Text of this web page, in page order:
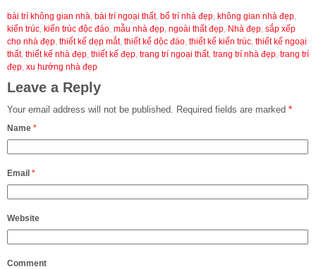
bài trí không gian nhà, bài trí ngoại thất, bố trí nhà đẹp, không gian nhà đẹp,
kiến trúc, kiến trúc độc đáo, mẫu nhà đẹp, ngoài thất đẹp, Nhà đẹp, sắp xếp
cho nhà đẹp, thiết kế dẹp mắt, thiết kế dộc đáo, thiết kế kiến trúc, thiết kế ngoại
thất, thiết kế nhà đẹp, thiết kế đẹp, trang trí ngoại thất, trang trí nhà đẹp, trang trí
đẹp, xu hướng nhà đẹp
Leave a Reply
Your email address will not be published. Required fields are marked *
Name *
Email *
Website
Comment